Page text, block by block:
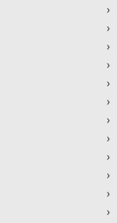
›
›
›
›
›
›
›
›
›
›
›
›